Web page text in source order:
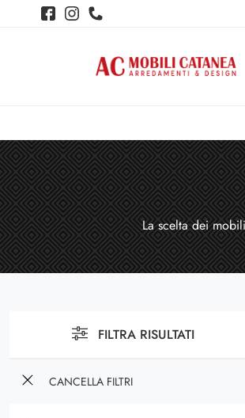
La scelta dei
FILTRA RISULTATI
CANCELLA FILTRI